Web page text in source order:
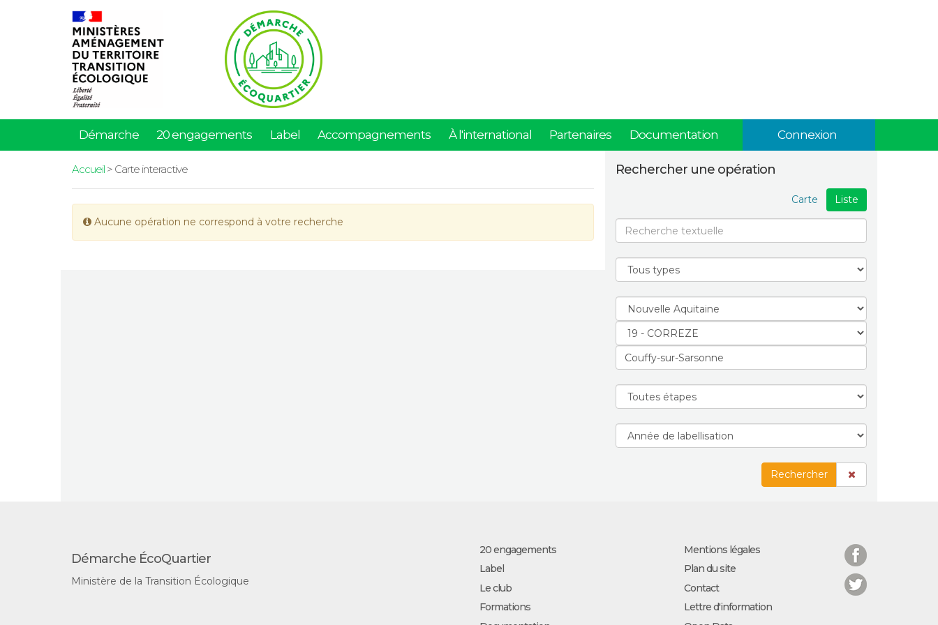
Démarche 20 engagements Label Accompagnements À l'international Partenaires Documentation Connexion
Accueil> Carte interactive
Aucune opération ne correspond à votre recherche
Rechercher une opération
Liste
Carte
Rechercher
Démarche ÉcoQuartier
Ministère de la Transition Écologique
20 engagements
Label
Le club
Formations
Mentions légales
Plan du site
Contact
Lettre d'information
Facebook
Twitter